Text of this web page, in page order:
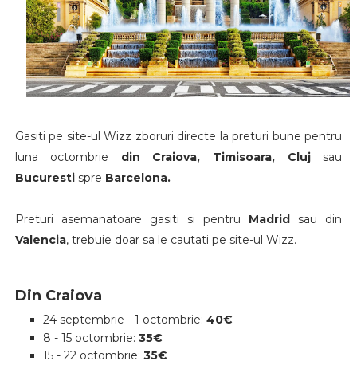
Gasiti pe site-ul Wizz zboruri directe la preturi bune pentru
luna octombrie din Craiova, Timisoara, Cluj sau
Bucurestispre Barcelona.
Preturi asemanatoare gasiti si pentru Madrid sau
din
Valencia, trebuie doar sa le cautati pe site-ul Wizz.
Din Craiova
24 septembrie - 1 octombrie: 40€
8 - 15 octombrie: 35€
15 - 22 octombrie: 35€